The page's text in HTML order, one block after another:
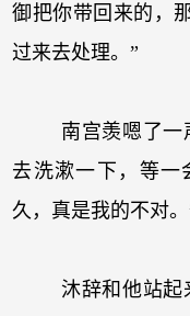
御把你带回来的，
过来去处理。”
南宫羡嗯了一声
去洗漱一下，等一
久，真是我的不对。
沐辞和他站起来